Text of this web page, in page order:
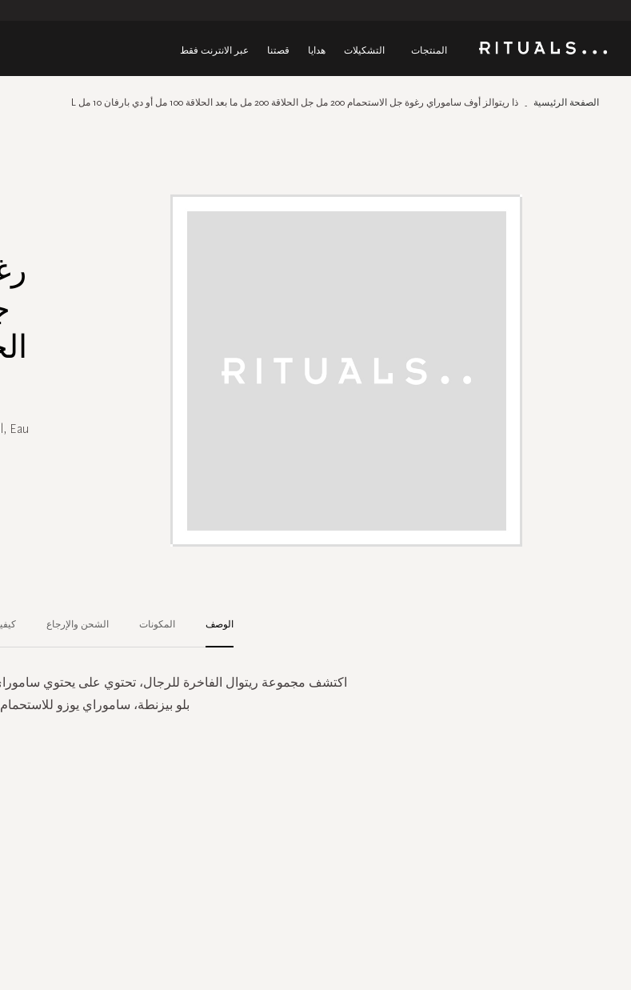
المنتجات التشكيلات هدايا قصتنا عبر الانترنت فقط
الصفحة الرئيسية ذا ريتوالز أوف ساموراي رغوة جل الاستحمام 200 مل جل الحلاقة 200 مل ما بعد الحلاقة 100 مل أو دي بارفان 10 مل L
Eau
الوصف
اكتشف مجموعة ريتوال الفاخرة للرجال، تحتوي على يحتوي
بلو بيزنطة، ساموراي يوزو
المكونات الشحن والإرجاع